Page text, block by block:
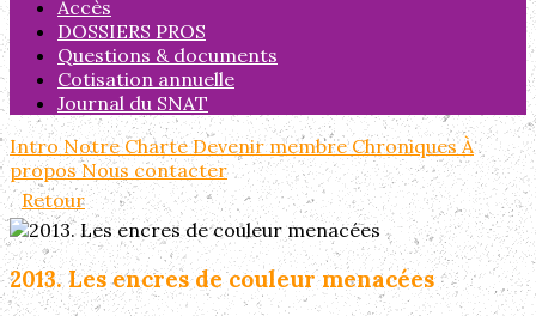
Accès
DOSSIERS PROS
Questions & documents
Cotisation annuelle
Journal du SNAT
IntroNotre CharteDevenir membreChroniques À
proposNous contacter
Retour
2013. Les encres de couleur menacées